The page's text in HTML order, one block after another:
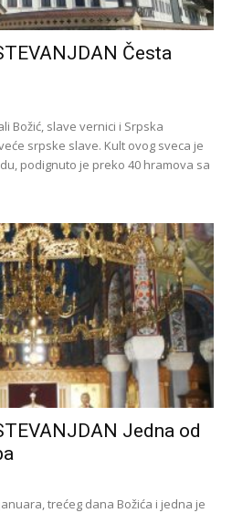
Česta
Božić, slave vernici i Srpska
srpske slave. Kult ovog sveca je
podignuto je preko 40 hramova sa
Jedna od
trećeg dana Božića i jedna je